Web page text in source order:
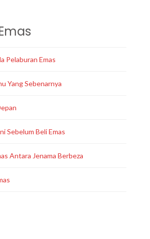
Pelaburan Emas
Yang Sebenarnya
Sebelum Beli Emas
Antara Jenama Berbeza